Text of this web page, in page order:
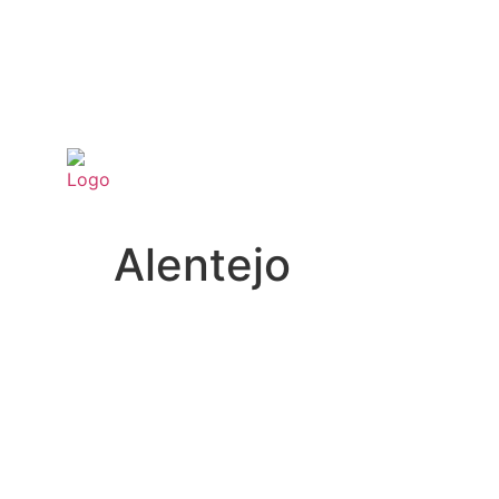
Alentejo